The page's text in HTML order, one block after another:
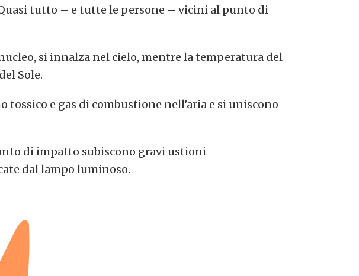
tutto – e tutte le persone – vicini al punto di
si innalza nel cielo, mentre la temperatura del
Sole.
tossico e gas di combustione nell’aria e si uniscono
di impatto subiscono gravi ustioni
dal lampo luminoso.